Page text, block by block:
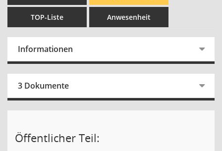
TOP-Liste Anwesenheit
Informationen
3 Dokumente
Öffentlicher Teil: